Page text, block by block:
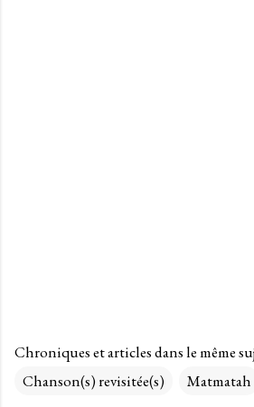
Chroniques et articles dans le même
Chanson(s) revisitée(s)
Matmatah